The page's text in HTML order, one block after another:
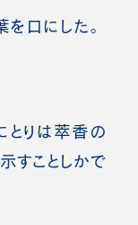
口にした。
とりは萃香の
すことしかで